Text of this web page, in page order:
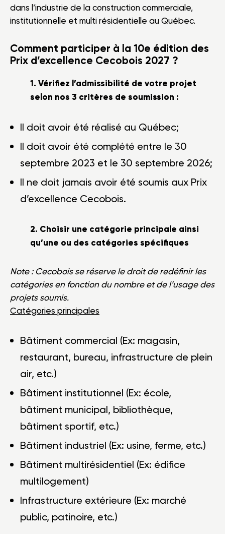
dans l’industrie de la construction commerciale,
institutionnelle et multi résidentielle au Québec.
Comment participer à la 10e édition des
Prix d’excellence Cecobois 2027 ?
1. Vérifiez l’admissibilité de votre projet
selon nos 3 critères de soumission :
Il doit avoir été réalisé au Québec;
Il doit avoir été complété entre le 30
septembre 2023 et le 30 septembre 2026;
Il ne doit jamais avoir été soumis aux Prix
d’excellence Cecobois.
2. Choisir une catégorie principale ainsi
qu’une ou des catégories spécifiques
Note : Cecobois se réserve le droit de redéfinir les
catégories en fonction du nombre et de l’usage des
projets soumis.
Catégories principales
Bâtiment commercial (Ex: magasin,
restaurant, bureau, infrastructure de plein
air, etc.)
Bâtiment institutionnel (Ex: école,
bâtiment municipal, bibliothèque,
bâtiment sportif, etc.)
Bâtiment industriel (Ex: usine, ferme, etc.)
Bâtiment multirésidentiel (Ex: édifice
multilogement)
Infrastructure extérieure (Ex: marché
public, patinoire, etc.)